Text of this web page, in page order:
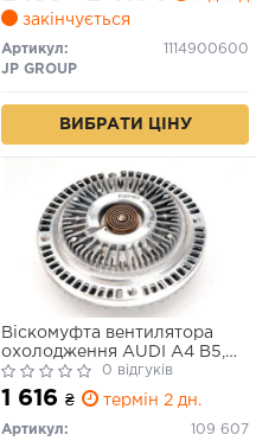
закінчується
Артикул:
1114900600
JP GROUP
ВИБРАТИ ЦІНУ
Віскомуфта вентилятора
охолодження AUDI A4 B5,
A4 B6, A6 C5 SKODA
SUPERB I VW PASSAT B5,
PASSAT B5.5 1.6-2.3 11.94-
03.08
0 відгуків
1 616 ₴ термін 2 дн.
Артикул:
109 607